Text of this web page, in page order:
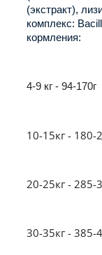
(экстракт),
комплекс:
кормления:
4-9 кг - 94-170г
10-15кг - 180-
20-25кг - 285-
30-35кг - 385-